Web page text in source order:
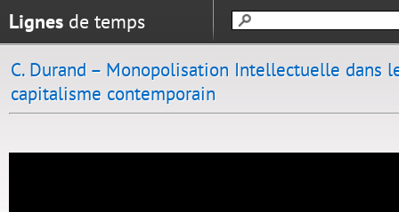
Lignes de temps
C. Durand – Monopolisation Intellectuelle dans
capitalisme contemporain